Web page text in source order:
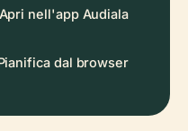
Apri nell'app Audiala
dal browser